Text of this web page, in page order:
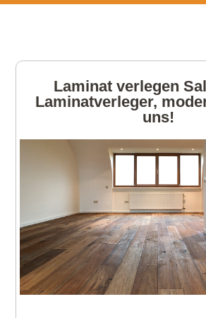
Laminat verlegen
Laminatverleger,
uns!